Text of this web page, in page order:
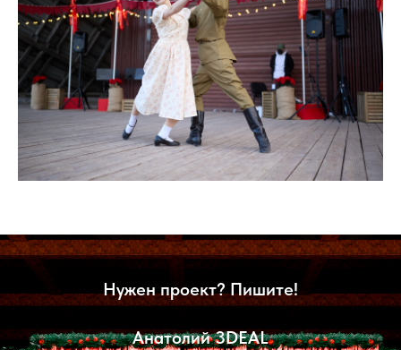
Нужен проект? Пишите!
Анатолий 3DEAL